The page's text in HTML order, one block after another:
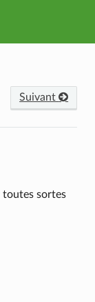
Suivant
toutes sortes